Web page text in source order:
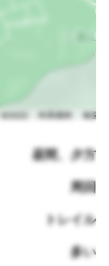
昼間、夕方
周回
トレイル
多い